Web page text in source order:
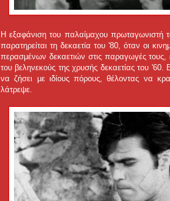
Η εξαφάνιση του παλαίμαχου πρωταγωνιστή
παρατηρείται τη δεκαετία του '80, όταν οι
περασμένων δεκαετιών στις παραγωγές τους,
του βεληνεκούς της χρυσής δεκαετίας του '60.
να ζήσει με ιδίους πόρους, θέλοντας να
λάτρεψε.